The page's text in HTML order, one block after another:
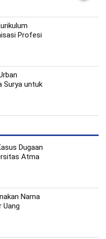
Profesi
Surya untuk
Dugaan
Atma
Nama
Uang